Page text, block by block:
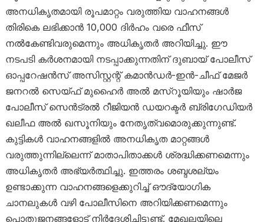
അനധികൃതമായി രൂപമാറ്റം വരുത്തിയ വാഹനങ്ങൾ
തിരികെ ലഭിക്കാൻ 10,000 ദിർഹം വരെ ഫീസ്
നൽകേണ്ടിവരുമെന്നും അധികൃതർ അറിയിച്ചു. ഈ
നടപടി കർശനമായി നടപ്പാക്കുന്നതിന് ദുബായ് പോലീസ്
ഓപ്പറേഷൻസ് അസിസ്റ്റന്റ് കമാൻഡർ-ഇൻ-ചീഫ് മേജർ
ജനറൽ സെയ്ഫ് മുഹൈർ അൽ മസ്‌റൂയിയും ഷാർജ
പോലീസ് സെൻട്രൽ റീജിയൻ ഡയറക്ടർ ബ്രിഗേഡിയർ
ഖലീഫ അൽ ഖസൂനിയും നേതൃത്വമൊരുക്കുന്നുണ്ട്.
കുട്ടികൾ വാഹനങ്ങളിൽ അനധികൃത മാറ്റങ്ങൾ
വരുത്തുന്നില്ലെന്ന് മാതാപിതാക്കൾ ശ്രദ്ധിക്കണമെന്നും
അധികൃതർ അഭ്യർത്ഥിച്ചു. ഇത്തരം ശബ്ദശല്യം
ഉണ്ടാക്കുന്ന വാഹനങ്ങളെക്കുറിച്ച് ഔദ്യോഗിക
ചാനലുകൾ വഴി പോലീസിനെ അറിയിക്കണമെന്നും
പൊതുജനങ്ങളോട് നിർദേശിച്ചിട്ടുണ്ട്. മേഖലയിലെ